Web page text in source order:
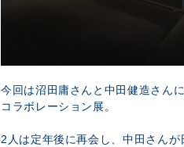
今回は沼田庸さんと中田健造さん
コラボレーション展。
2人は定年後に再会し、中田さん